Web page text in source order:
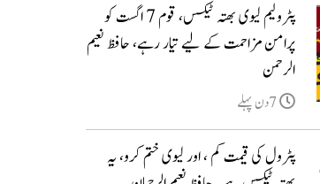
پٹرولیم لیوی بھتہ ٹیکس، قوم 7 اگست کو
پرامن مزاحمت کے لیے تیار رہے، حافظ نعیم
الرحمن
‏پٹرول کی قیمت کم ، اور لیوی ختم کرو، یہ